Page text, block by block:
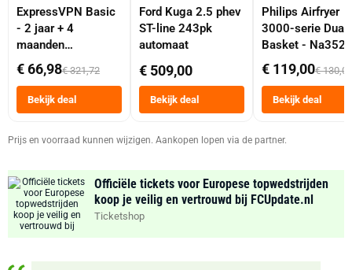
ExpressVPN Basic
- 2 jaar + 4
maanden
abonnement
€ 66,98€ 321,72
Bekijk deal
Ford Kuga 2.5 phev
ST-line 243pk
automaat
€ 509,00
Bekijk deal
Philips Airfryer
3000-serie Dual
Basket -
Dubbele Mand 9
Tot 6 Personen
Heteluchtfriteuse
Zwart
€ 119,00€ 130,00
Bekijk deal
Prijs en voorraad kunnen wijzigen. Aankopen lopen via de partner.
Officiële tickets voor Europese topwedstrijden
koop je veilig en vertrouwd bij FCUpdate.nl
Ticketshop